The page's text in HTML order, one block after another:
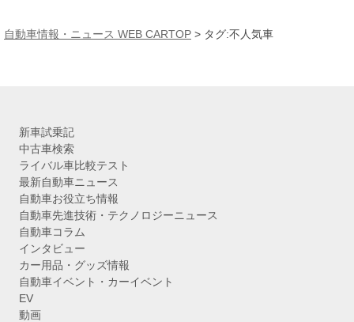
カ
自動車情報・ニュース WEB CARTOP > タグ:不人気車
新車試乗記
中古車検索
ライバル車比較テスト
最新自動車ニュース
自動車お役立ち情報
自動車先進技術・テクノロジーニュース
自動車コラム
インタビュー
カー用品・グッズ情報
自動車イベント・カーイベント
EV
動画